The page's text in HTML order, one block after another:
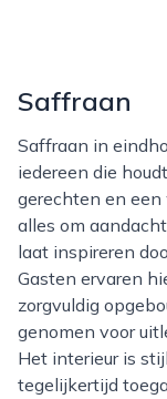
Saffraan
Saffraan in eindhoven is een bijzondere plek voor
iedereen die
gerechten en
alles om
laat inspireren
Gasten ervaren
zorgvuldig
genomen voor
Het interieur is
tegelijkertijd